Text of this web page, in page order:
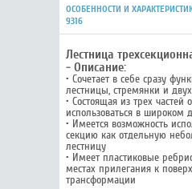
ОСОБЕННОСТИ И
9316
Лестница
- Описание:
• Cочетает в себе сразу
лестницы, стремянки и
• Состоящая из трех частей
использоваться в широком
• Имеется возможность
секцию как отдельную
лестницу
• Имеет пластиковые
местах прилегания к
трансформации